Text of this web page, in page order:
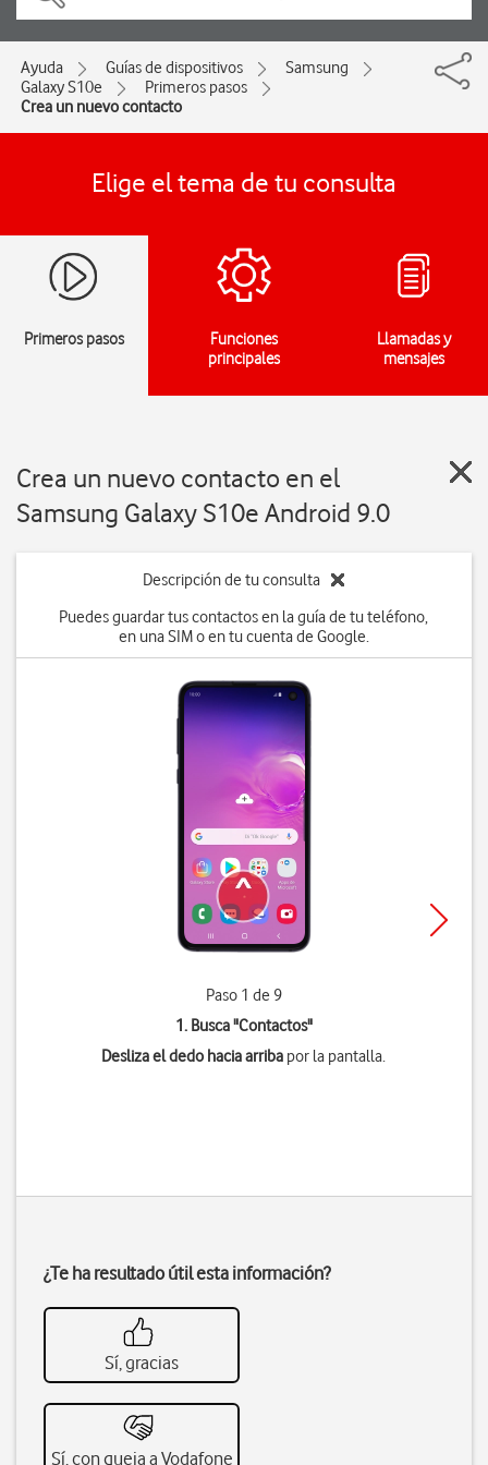
Ayuda Guías de dispositivos
Samsung
Galaxy S10e
Primeros pasos
Crea un nuevo contacto
Elige el tema de tu consulta
Primeros pasos
Funciones
principales
Llamadas y
mensajes
Crea un nuevo contacto en el
Samsung Galaxy S10e Android 9.0
Descripción de tu consulta
Puedes guardar tus contactos en la guía de tu teléfono,
en una SIM o en tu cuenta de Google.
Paso 1 de 9
1. Busca "Contactos"
Desliza el dedo hacia arriba por la pantalla.
¿Te ha resultado útil esta información?
Sí, gracias
Sí, con queja a Vodafone